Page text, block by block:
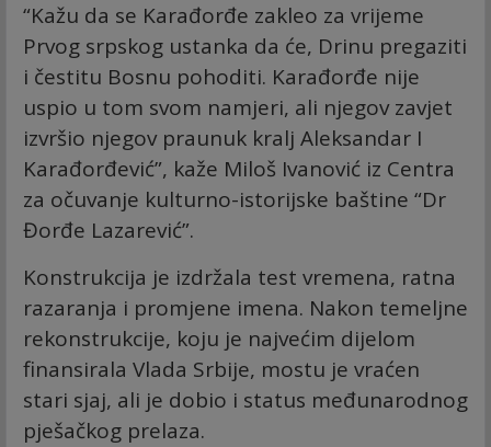
“Kažu da se Karađorđe zakleo za vrijeme
Prvog srpskog ustanka da će, Drinu pregaziti
i čestitu Bosnu pohoditi. Karađorđe nije
uspio u tom svom namjeri, ali njegov zavjet
izvršio njegov praunuk kralj Aleksandar I
Karađorđević”, kaže Miloš Ivanović iz Centra
za očuvanje kulturno-istorijske baštine “Dr
Đorđe Lazarević”.
Konstrukcija je izdržala test vremena, ratna
razaranja i promjene imena. Nakon temeljne
rekonstrukcije, koju je najvećim dijelom
finansirala Vlada Srbije, mostu je vraćen
stari sjaj, ali je dobio i status međunarodnog
pješačkog prelaza.